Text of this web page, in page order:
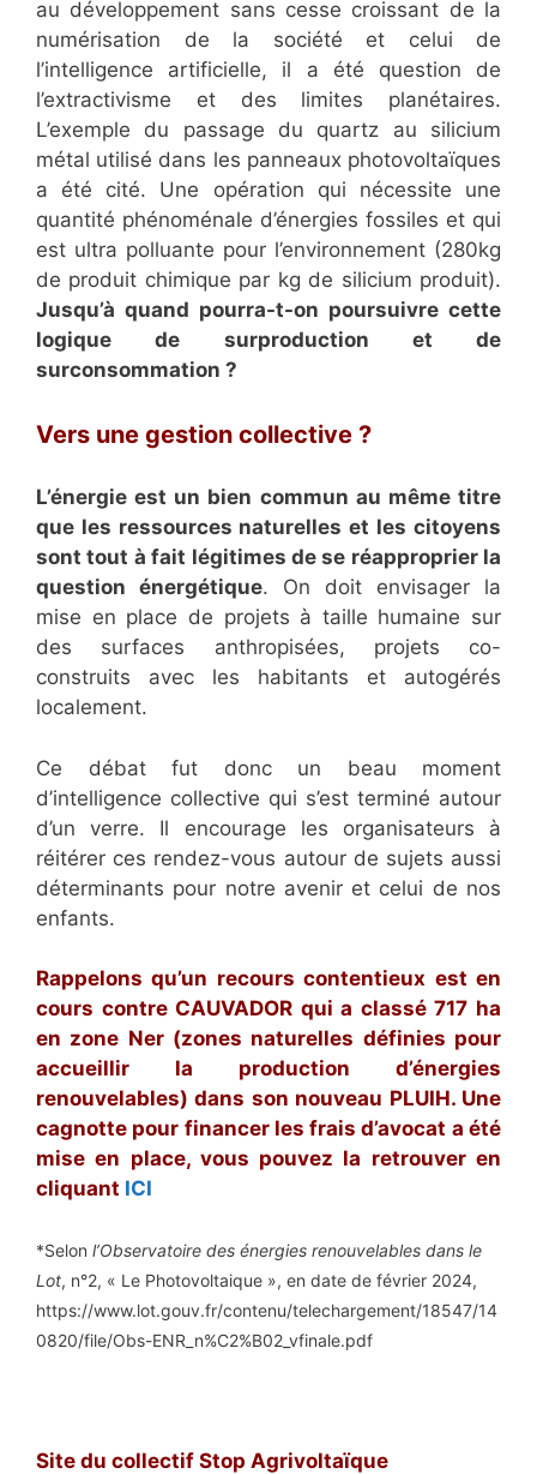
au développement sans cesse croissant de la
numérisation de la société et celui de
l’intelligence artificielle, il a été question de
l’extractivisme et des limites planétaires.
L’exemple du passage du quartz au silicium
métal utilisé dans les panneaux photovoltaïques
a été cité. Une opération qui nécessite une
quantité phénoménale d’énergies fossiles et qui
est ultra polluante pour l’environnement (280kg
de produit chimique par kg de silicium produit).
Jusqu’à quand pourra-t-on poursuivre cette
logique de surproduction et de
surconsommation ?
Vers une gestion collective ?
L’énergie est un bien commun au même titre
que les ressources naturelles et les citoyens
sont tout à fait légitimes de se réapproprier la
question énergétique. On doit envisager la
mise en place de projets à taille humaine sur
des surfaces anthropisées, projets co-
construits avec les habitants et autogérés
localement.
Ce débat fut donc un beau moment
d’intelligence collective qui s’est terminé autour
d’un verre. Il encourage les organisateurs à
réitérer ces rendez-vous autour de sujets aussi
déterminants pour notre avenir et celui de nos
enfants.
Rappelons qu’un recours contentieux est en
cours contre CAUVADOR qui a classé 717 ha
en zone Ner (zones naturelles définies pour
accueillir la production d’énergies
renouvelables) dans son nouveau PLUIH. Une
cagnotte pour financer les frais d’avocat a été
mise en place, vous pouvez la retrouver en
cliquant ICI
*Selon l’Observatoire des énergies renouvelables dans le
Lot, n°2, « Le Photovoltaique », en date de février 2024,
https://www.lot.gouv.fr/contenu/telechargement/18547/14
0820/file/Obs-ENR_n%C2%B02_vfinale.pdf
Site du collectif Stop Agrivoltaïque